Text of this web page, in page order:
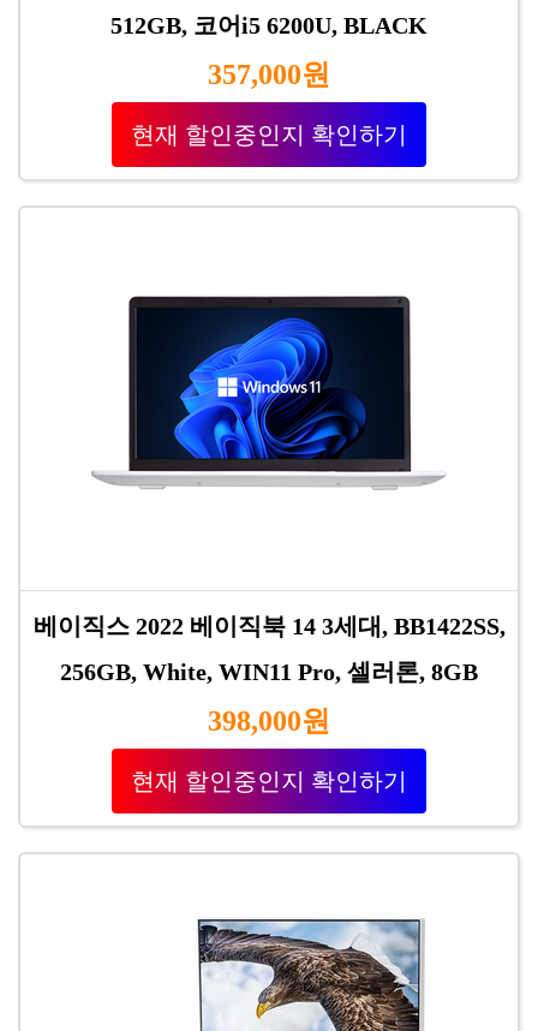
512GB, 코어i5 6200U, BLACK
357,000원
현재 할인중인지 확인하기
베이직스 2022 베이직북 14 3세대, BB1422SS,
256GB, White, WIN11 Pro, 셀러론, 8GB
398,000원
현재 할인중인지 확인하기